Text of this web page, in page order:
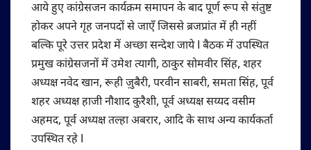
आये हुए कांग्रेसजन कार्यक्रम समापन के बाद पूर्ण रूप से संतुष्ट
होकर अपने गृह जनपदों से जाएँ जिससे ब्रजप्रांत में ही नहीं
बल्कि पूरे उत्तर प्रदेश में अच्छा सन्देश जाये I बैठक में उपस्थित
प्रमुख कांग्रेसजनों में उमेश त्यागी, ठाकुर सोमवीर सिंह, शहर
अध्यक्ष नवेद खान, रूही ज़ुबैरी, परवीन साबरी, समता सिंह, पूर्व
शहर अध्यक्ष हाजी नौशाद कुरैशी, पूर्व अध्यक्ष सय्यद वसीम
अहमद, पूर्व अध्यक्ष तल्हा अबरार, आदि के साथ अन्य कार्यकर्ता
उपस्थित रहे I